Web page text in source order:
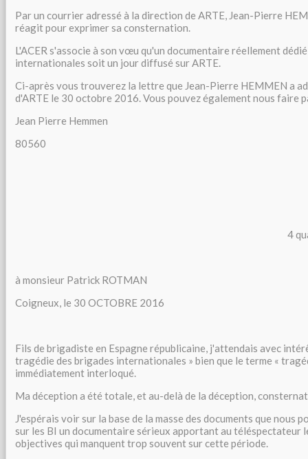
Par un courrier adressé à la direction de ARTE, Jean-Pierre
réagit pour exprimer sa consternation.
L'ACER s'associe à son vœu qu'un documentaire réellement
internationales soit un jour diffusé sur ARTE.
Ci-après vous trouverez la lettre que Jean-Pierre HEMMEN a
d'ARTE le 30 octobre 2016. Vous pouvez également nous faire
Jean Pierre Hemmen
80560
4
à monsieur Patrick ROTMAN
Coigneux, le 30 OCTOBRE 2016
Fils de brigadiste en Espagne républicaine, j'attendais avec
tragédie des brigades internationales » bien que le terme «
immédiatement interloqué.
Ma déception a été totale, et au-delà de la déception,
J'espérais voir sur la base de la masse des documents que nous
sur les BI un documentaire sérieux apportant au téléspectateur
objectives qui manquent trop souvent sur cette période.